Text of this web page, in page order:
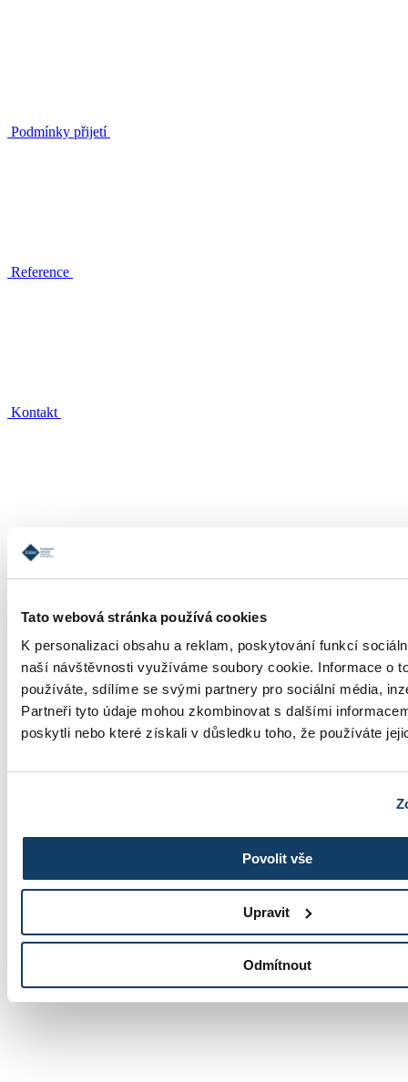
Tato webová stránka používá cookies
K personalizaci obsahu a reklam, poskytování funkcí
naší návštěvnosti využíváme soubory cookie. Informace o
používáte, sdílíme se svými partnery pro sociální média,
Partneři tyto údaje mohou zkombinovat s dalšími
poskytli nebo které získali v důsledku toho, že používáte
Povolit vše
Upravit
Odmítnout
Podmínky přijetí
Reference
Kontakt
Informace o studiu
Školné